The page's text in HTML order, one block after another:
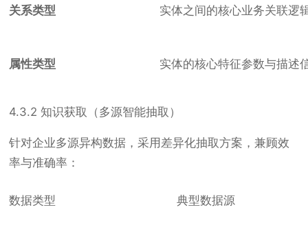
关系类型 实体之间的核心业务关联逻
属性类型 实体的核心特征参数与描述
4.3.2 知识获取（多源智能抽取）
针对企业多源异构数据，采用差异化抽取方案，兼顾效
率与准确率：
数据类型 典型数据源